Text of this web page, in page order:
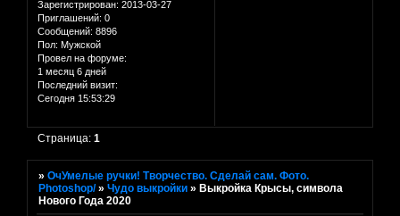
Зарегистрирован: 2013-03-27
Приглашений: 0
Сообщений: 8896
Пол: Мужской
Провел на форуме:
1 месяц 6 дней
Последний визит:
Сегодня 15:53:29
Страница:1
»ОчУмелые ручки! Творчество. Сделай сам. Фото.
Photoshop/ »Чудо выкройки »Выкройка Крысы, символа
Нового Года 2020